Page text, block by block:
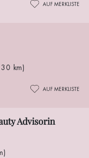
AUF MERKLISTE
km)
AUF MERKLISTE
Advisorin